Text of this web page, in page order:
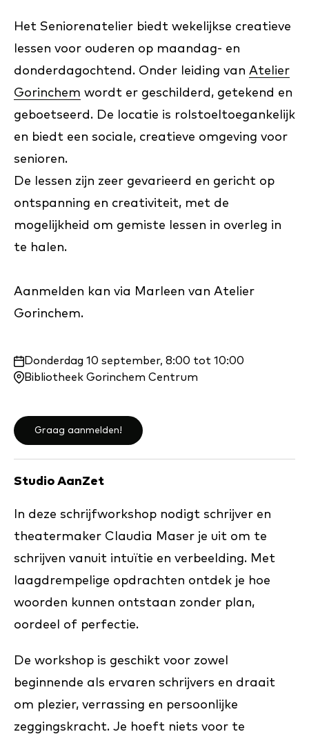
Het Seniorenatelier biedt wekelijkse creatieve
lessen voor ouderen op maandag- en
donderdagochtend. Onder leiding van Atelier
Gorinchem wordt er geschilderd, getekend en
geboetseerd. De locatie is rolstoeltoegankelijk
en biedt een sociale, creatieve omgeving voor
senioren.
De lessen zijn zeer gevarieerd en gericht op
ontspanning en creativiteit, met de
mogelijkheid om gemiste lessen in overleg in
te halen.
Aanmelden kan via Marleen van Atelier
Gorinchem.
Waar
en
Donderdag 10 september, 8:00 tot 10:00
Bibliotheek Gorinchem Centrum
Graag aanmelden!
Studio AanZet
In deze schrijfworkshop nodigt schrijver en
theatermaker Claudia Maser je uit om te
schrijven vanuit intuïtie en verbeelding. Met
laagdrempelige opdrachten ontdek je hoe
woorden kunnen ontstaan zonder plan,
oordeel of perfectie.
De workshop is geschikt voor zowel
beginnende als ervaren schrijvers en draait
om plezier, verrassing en persoonlijke
zeggingskracht. Je hoeft niets voor te